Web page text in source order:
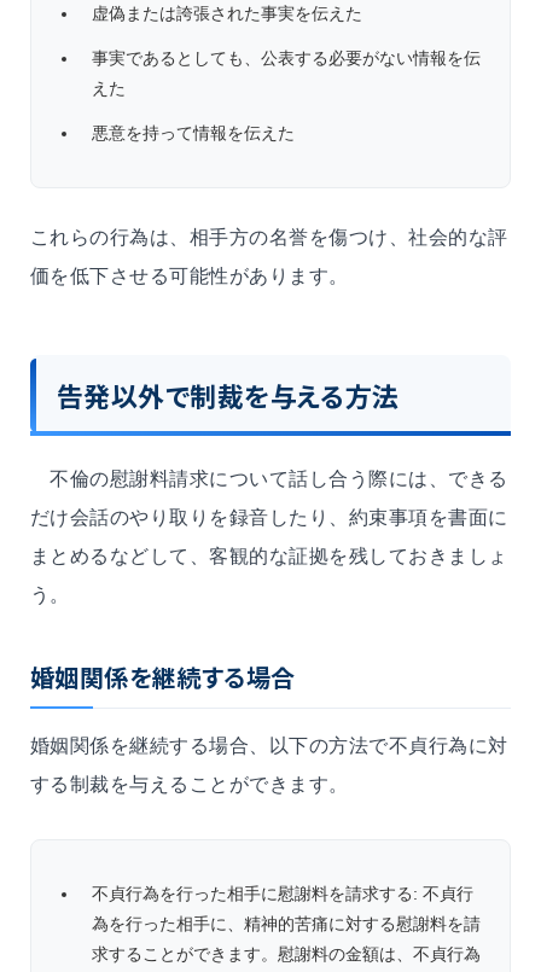
虚偽または誇張された事実を伝えた
事実であるとしても、公表する必要がない情報を伝
えた
悪意を持って情報を伝えた
これらの行為は、相手方の名誉を傷つけ、社会的な評
価を低下させる可能性があります。
告発以外で制裁を与える方法
不倫の慰謝料請求について話し合う際には、できる
だけ会話のやり取りを録音したり、約束事項を書面に
まとめるなどして、客観的な証拠を残しておきましょ
う。
婚姻関係を継続する場合
婚姻関係を継続する場合、以下の方法で不貞行為に対
する制裁を与えることができます。
不貞行為を行った相手に慰謝料を請求する: 不貞行
為を行った相手に、精神的苦痛に対する慰謝料を請
求することができます。慰謝料の金額は、不貞行為